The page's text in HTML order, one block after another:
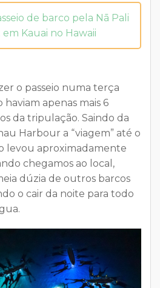
de barco pela Nā Pali
em Kauai no Hawaii
o passeio numa terça
haviam apenas mais 6
da tripulação. Saindo da
Harbour a “viagem” até o
levou aproximadamente
chegamos ao local,
dúzia de outros barcos
o cair da noite para todo